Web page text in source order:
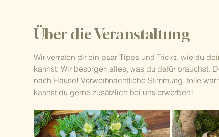
Über die Veranstaltung
Wir verraten dir ein paar Tipps und Tricks, wie du
kannst. Wir besorgen alles, was du dafür brauchst.
nach Hause! Vorweihnachtliche Stimmung, tolle
kannst du gerne zusätzlich bei uns erwerben!